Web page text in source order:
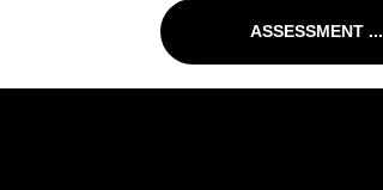
ASSESSMENT ...